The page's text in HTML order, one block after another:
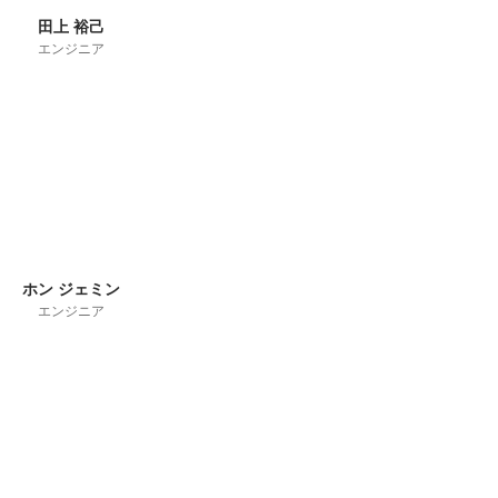
田上 裕己
エンジニア
ホン ジェミン
エンジニア